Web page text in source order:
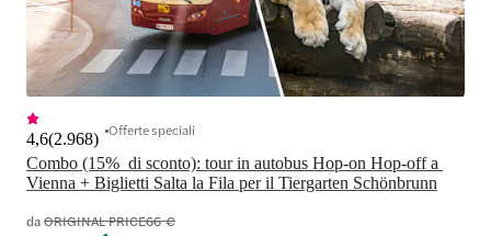
Combo (15%  di sconto): tour in autobus Hop-on Hop-off a
Vienna + Biglietti Salta la Fila per il Tiergarten Schönbrunn
4,6(2.968) Offerte speciali
daORIGINAL PRICE66 €